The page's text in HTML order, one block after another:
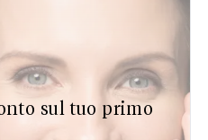
sul tuo primo